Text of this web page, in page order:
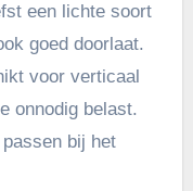
een lichte soort
goed doorlaat.
voor verticaal
onnodig belast.
bij het